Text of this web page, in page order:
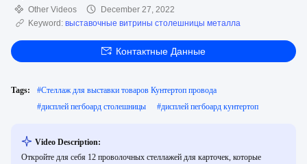
Other Videos
December 27, 2022
Keyword: выставочные витрины столешницы металла
Контактные Данные
Tags: #Стеллаж для выставки товаров Кунтертоп провода
#дисплей пегбоард столешницы #дисплей пегбоард кунтертоп
Video Description:
Откройте для себя 12 проволочных стеллажей для карточек, которые